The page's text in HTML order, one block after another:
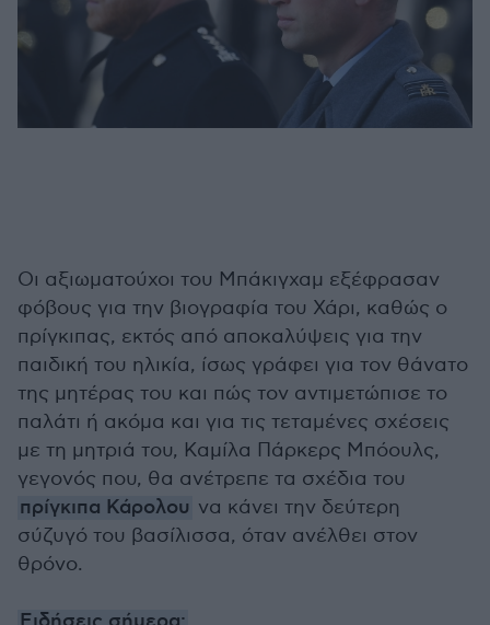
Οι αξιωματούχοι του Μπάκιγχαμ εξέφρασαν
φόβους για την βιογραφία του Χάρι, καθώς ο
πρίγκιπας, εκτός από αποκαλύψεις για την
παιδική του ηλικία, ίσως γράφει για τον θάνατο
της μητέρας του και πώς τον αντιμετώπισε το
παλάτι ή ακόμα και για τις τεταμένες σχέσεις
με τη μητριά του, Καμίλα Πάρκερς Μπόουλς,
γεγονός που, θα ανέτρεπε τα σχέδια του
πρίγκιπα Κάρολου να κάνει την δεύτερη
σύζυγό του βασίλισσα, όταν ανέλθει στον
θρόνο.